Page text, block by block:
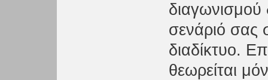
διαγωνισμού
σενάριό σας
διαδίκτυο.
θεωρείται